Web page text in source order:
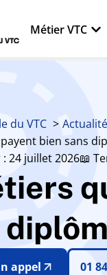
Métier VTC
du VTC
bien sans
24 juillet 2026📖
appel 01